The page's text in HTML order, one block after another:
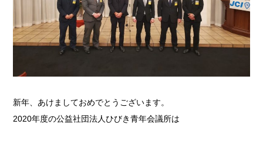
新年、あけましておめでとうございます。
2020年度の公益社団法人ひびき青年会議所は